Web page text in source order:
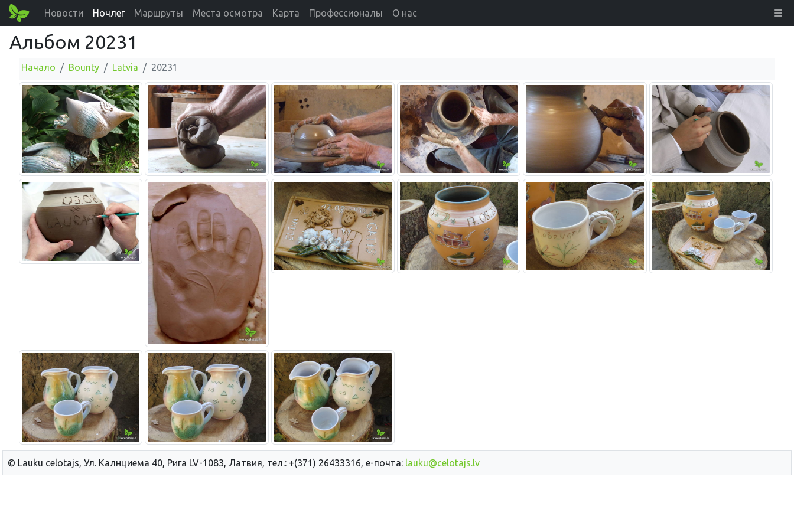
Новости Ночлег Маршруты Места осмотра Карта Профессионалы О нас
Альбом 20231
Начало Bounty Latvia 20231
© Lauku сelotajs, Ул. Калнциема 40, Рига LV-1083, Латвия, тел.: +(371) 26433316, е-почта: lauku@celotajs.lv